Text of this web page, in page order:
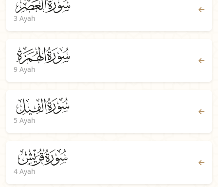
3 Ayah
9 Ayah
5 Ayah
4 Ayah